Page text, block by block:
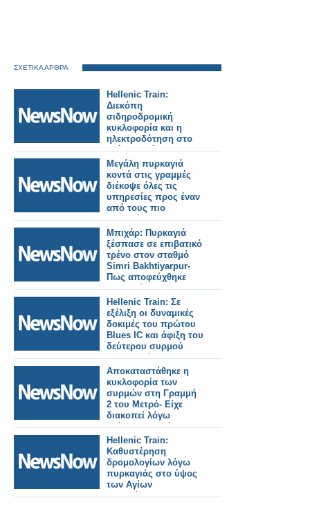
ΣΧΕΤΙΚΑ ΑΡΘΡΑ
Hellenic Train:
Διεκόπη
σιδηροδρομική
κυκλοφορία και η
ηλεκτροδότηση στο
τμήμα Οινόη –
Χαλκίδα, εξαιτίας
πυρκαγιάς.
Μεγάλη πυρκαγιά
κοντά στις γραμμές
διέκοψε όλες τις
υπηρεσίες προς έναν
από τους πιο
πολυσύχναστους
σιδηροδρομικούς
σταθμούς του
Λονδίνου.
Μπιχάρ: Πυρκαγιά
ξέσπασε σε επιβατικό
τρένο στον σταθμό
Simri Bakhtiyarpur-
Πως αποφεύχθηκε
τραγωδία.
Hellenic Train: Σε
εξέλιξη οι δυναμικές
δοκιμές του πρώτου
Blues IC και άφιξη του
δεύτερου συρμού
στην Ελλάδα.
Αποκαταστάθηκε η
κυκλοφορία των
συρμών στη Γραμμή
2 του Μετρό- Είχε
διακοπεί λόγω
ατόμου στη σήραγγα.
Hellenic Train:
Καθυστέρηση
δρομολογίων λόγω
πυρκαγιάς στο ύψος
των Αγίων
Αναργύρων.